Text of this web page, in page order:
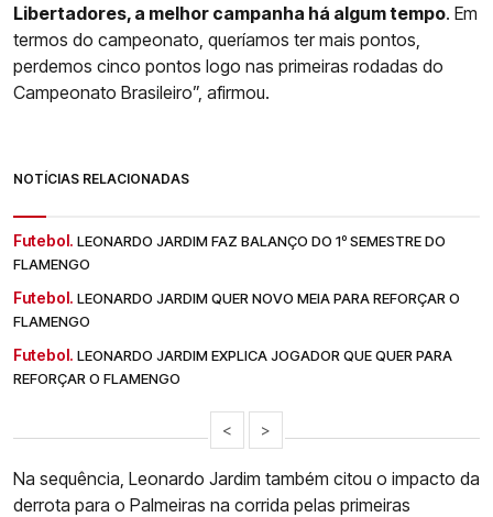
Libertadores, a melhor campanha há algum tempo. Em
termos do campeonato, queríamos ter mais pontos,
perdemos cinco pontos logo nas primeiras rodadas do
Campeonato Brasileiro”, afirmou.
NOTÍCIAS RELACIONADAS
Futebol. LEONARDO JARDIM FAZ BALANÇO DO 1º SEMESTRE DO
FLAMENGO
Futebol. LEONARDO JARDIM QUER NOVO MEIA PARA REFORÇAR O
FLAMENGO
Futebol. LEONARDO JARDIM EXPLICA JOGADOR QUE QUER PARA
REFORÇAR O FLAMENGO
< >
Na sequência, Leonardo Jardim também citou o impacto da
derrota para o Palmeiras na corrida pelas primeiras